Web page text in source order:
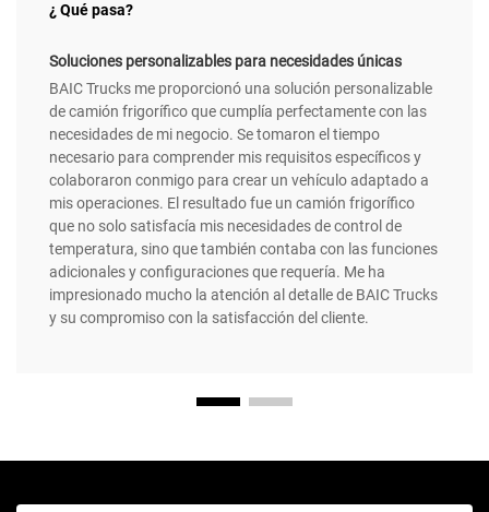
¿ Qué pasa?
Soluciones personalizables para necesidades únicas
BAIC Trucks me proporcionó una solución personalizable
de camión frigorífico que cumplía perfectamente con las
necesidades de mi negocio. Se tomaron el tiempo
necesario para comprender mis requisitos específicos y
colaboraron conmigo para crear un vehículo adaptado a
mis operaciones. El resultado fue un camión frigorífico
que no solo satisfacía mis necesidades de control de
temperatura, sino que también contaba con las funciones
adicionales y configuraciones que requería. Me ha
impresionado mucho la atención al detalle de BAIC Trucks
y su compromiso con la satisfacción del cliente.